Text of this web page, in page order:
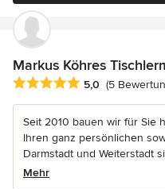
Markus Köhres
Durchschnittliche
5,0 (5
Seit 2010 bauen wir für Sie
Ihren ganz persönlichen
Darmstadt und Weiterstadt
Mehr